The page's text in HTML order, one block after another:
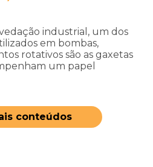
industrial, um dos
em bombas,
rotativos são as gaxetas
um papel
conteúdos